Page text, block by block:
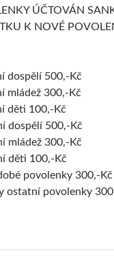
ÚČTOVÁN
K NOVÉ
dospělí 500,-Kč
mládež 300,-Kč
děti 100,-Kč
dospělí 500,-Kč
mládež 300,-Kč
děti 100,-Kč
povolenky 300,-Kč
ostatní povolenky